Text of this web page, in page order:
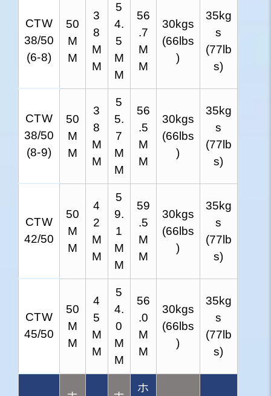
CTW
38/50
(6-8)
50
M
M
3
8
M
M
5
4.
5
M
M
56
.7
M
M
30kgs
(66lbs
)
35kg
s
(77lb
s)
CTW
38/50
(8-9)
50
M
M
3
8
M
M
5
5.
7
M
M
56
.5
M
M
30kgs
(66lbs
)
35kg
s
(77lb
s)
CTW
42/50
50
M
M
4
2
M
M
5
9.
1
M
M
59
.5
M
M
30kgs
(66lbs
)
35kg
s
(77lb
s)
CTW
45/50
50
M
M
4
5
M
M
5
4.
0
M
M
56
.0
M
M
30kgs
(66lbs
)
35kg
s
(77lb
s)
ホ